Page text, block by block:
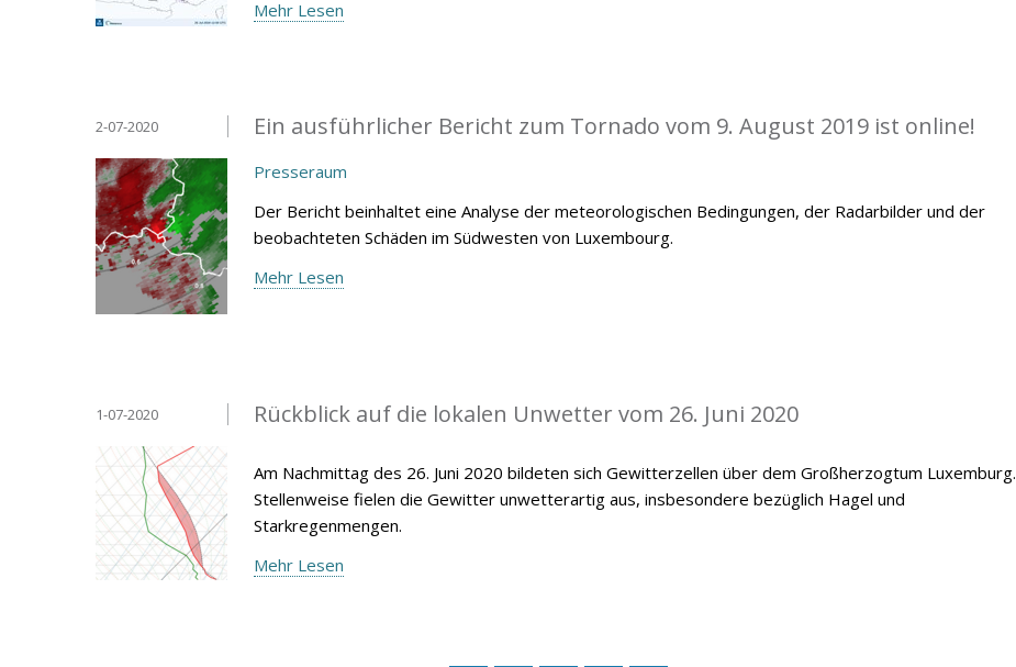
Mehr Lesen
Ein ausführlicher Bericht zum Tornado vom 9. August 2019 ist online!
2-07-2020
Presseraum
Der Bericht beinhaltet eine Analyse der meteorologischen Bedingungen, der Radarbilder und der
beobachteten Schäden im Südwesten von Luxembourg.
Mehr Lesen
Rückblick auf die lokalen Unwetter vom 26. Juni 2020
1-07-2020
Am Nachmittag des 26. Juni 2020 bildeten sich Gewitterzellen über dem Großherzogtum Luxemburg.
Stellenweise fielen die Gewitter unwetterartig aus, insbesondere bezüglich Hagel und
Starkregenmengen.
Mehr Lesen